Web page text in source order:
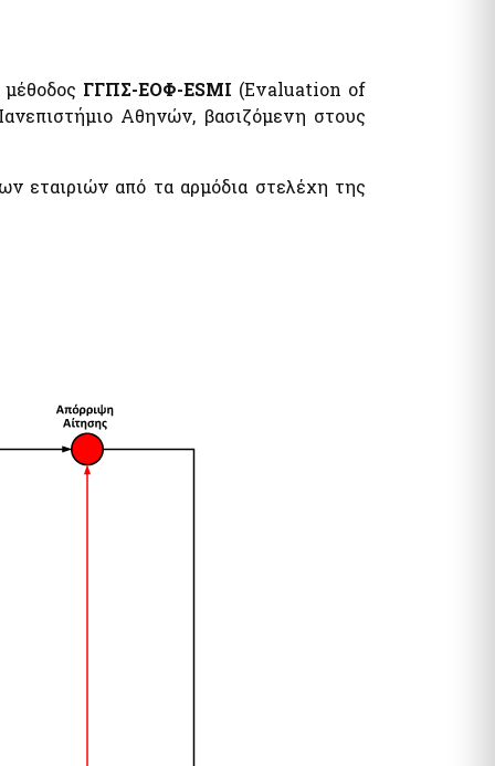
μέρισμα
Ισοδύναμο
ΓΓΠΣ-ΕΟΦ-ESMI (Evaluation of
Αθηνών, βασιζόμενη στους
εταιριών από τα αρμόδια στελέχη της